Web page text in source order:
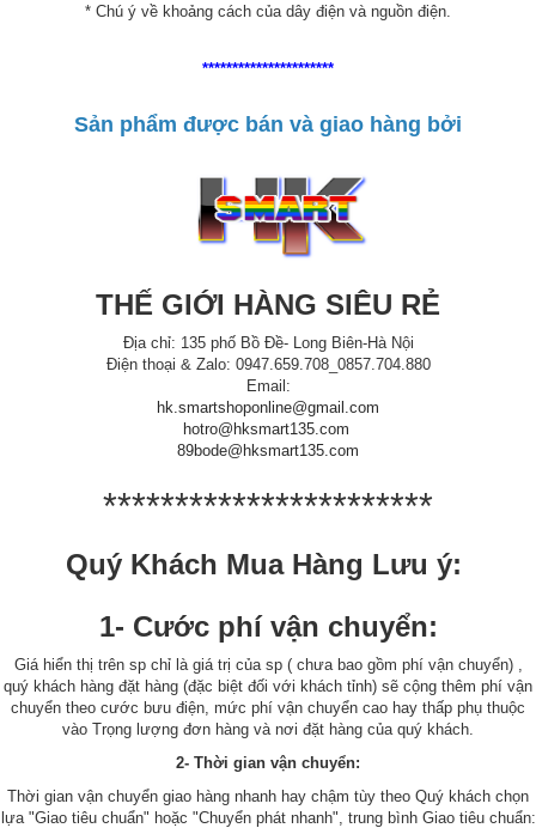
* Chú ý về khoảng cách của dây điện và nguồn điện.
**********************
Sản phẩm được bán và giao hàng bởi
THẾ GIỚI HÀNG SIÊU RẺ
Địa chỉ: 135 phố Bồ Đề- Long Biên-Hà Nội
Điện thoại & Zalo: 0947.659.708_0857.704.880
Email:
hk.smartshoponline@gmail.com
hotro@hksmart135.com
89bode@hksmart135.com
***********************
Quý Khách Mua Hàng Lưu ý:
1- Cước phí vận chuyển:
Giá hiển thị trên sp chỉ là giá trị của sp ( chưa bao gồm phí vận chuyển) ,
quý khách hàng đặt hàng (đặc biệt đối với khách tỉnh) sẽ cộng thêm phí vận
chuyển theo cước bưu điện, mức phí vận chuyển cao hay thấp phụ thuộc
vào Trọng lượng đơn hàng và nơi đặt hàng của quý khách.
2- Thời gian vận chuyển:
Thời gian vận chuyển giao hàng nhanh hay chậm tùy theo Quý khách chọn
lựa "Giao tiêu chuẩn" hoặc "Chuyển phát nhanh", trung bình Giao tiêu chuẩn: